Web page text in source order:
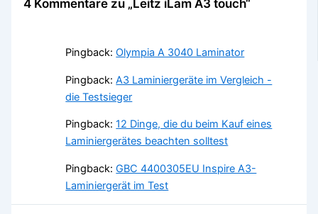
4 Kommentare zu „Leitz iLam A3 touch“
Pingback:Olympia A 3040 Laminator
Pingback:A3 Laminiergeräte im Vergleich -
die Testsieger
Pingback:12 Dinge, die du beim Kauf eines
Laminiergerätes beachten solltest
Pingback:GBC 4400305EU Inspire A3-
Laminiergerät im Test